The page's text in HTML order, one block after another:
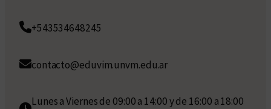
+543534648245
contacto@eduvim.unvm.edu.ar
Lunes a Viernes de 09:00 a 14:00 y de 16:00 a 18:00